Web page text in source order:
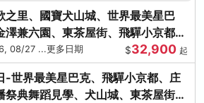
之里、國寶犬山城、世界最美星巴
澤兼六園、東茶屋街、飛驒小京都、
08/27 ...更多日期 $32,900 起
-世界最美星巴克、飛驒小京都、庄
祭典舞蹈見學、犬山城、東茶屋街、